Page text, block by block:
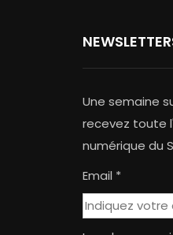
Une semaine
recevez toute
numérique du
Email *